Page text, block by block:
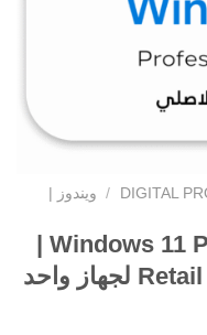
/
ويندوز |
Windows 11 Pro Retail Key For 1 Pc |